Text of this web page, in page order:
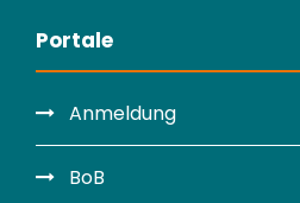
Portale
Anmeldung
BoB